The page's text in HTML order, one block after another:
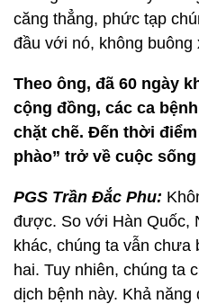
căng thẳng, phức tạp
đầu với nó, không buông
Theo ông, đã 60 ngày
cộng đồng, các ca
chặt chẽ. Đến thời
phào” trở về cuộc
PGS Trần Đắc Phu:
được. So với Hàn Quốc,
khác, chúng ta vẫn chưa
hai. Tuy nhiên, chúng ta
dịch bệnh này. Khả